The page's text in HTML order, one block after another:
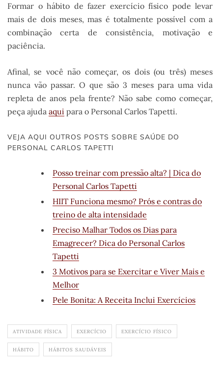
Formar o hábito de fazer exercício físico pode levar
mais de dois meses, mas é totalmente possível com a
combinação certa de consistência, motivação e
paciência.
Afinal, se você não começar, os dois (ou três) meses
nunca vão passar. O que são 3 meses para uma vida
repleta de anos pela frente? Não sabe como começar,
peça ajuda aqui para o Personal Carlos Tapetti.
VEJA AQUI OUTROS POSTS SOBRE SAÚDE DO
PERSONAL CARLOS TAPETTI
Posso treinar com pressão alta? | Dica do
Personal Carlos Tapetti
HIIT Funciona mesmo? Prós e contras do
treino de alta intensidade
Preciso Malhar Todos os Dias para
Emagrecer? Dica do Personal Carlos
Tapetti
3 Motivos para se Exercitar e Viver Mais e
Melhor
Pele Bonita: A Receita Inclui Exercícios
ATIVIDADE FÍSICA EXERCÍCIO EXERCÍCIO FÍSICO
HÁBITO HÁBITOS SAUDÁVEIS